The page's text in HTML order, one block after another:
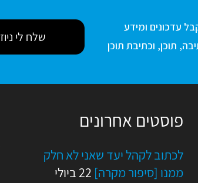
עדכונים ומידע
תוכן, וכתיבת תוכן
שלח לי
פוסטים אחרונים
לכתוב לקהל יעד שאני לא חלק
ממנו [סיפור מקרה]
22 ביולי